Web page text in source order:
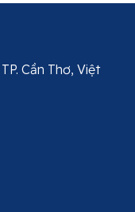
Cần Thơ, Việt